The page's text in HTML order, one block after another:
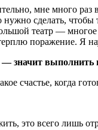
мне много
сделать, чтобы
театр —
поражение. Я
значит выполнить
счастье, когда
это всего лишь